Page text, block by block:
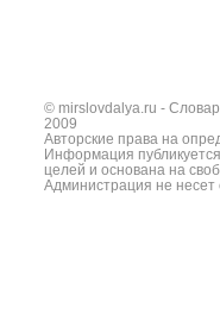
© mirslovdalya.ru -
2009
Авторские права на
Информация
целей и основана на
Администрация не несет